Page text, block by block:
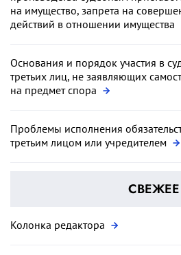
на имущество, запрета на
действий в отношении имущества
Основания и порядок участия в
третьих лиц, не заявляющих
на предмет спора
Проблемы исполнения
третьим лицом или учредителем
СВЕЖЕЕ
Колонка редактора